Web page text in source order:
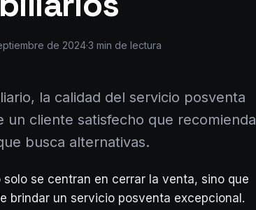
de 2024·3 min de lectura
la calidad del servicio posventa
cliente satisfecho que recomienda
busca alternativas.
solo se centran en cerrar la venta, sino que
brindar un servicio posventa excepcional.